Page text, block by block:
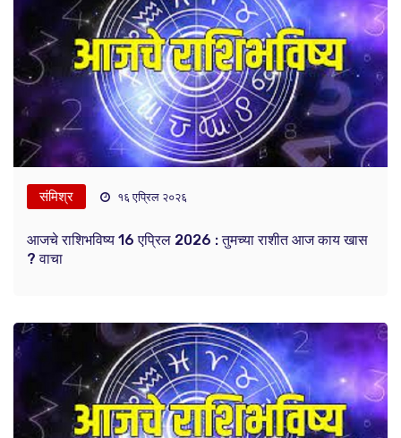
संमिश्र १६ एप्रिल २०२६
आजचे राशिभविष्य 16 एप्रिल 2026 : तुमच्या राशीत आज काय खास
? वाचा